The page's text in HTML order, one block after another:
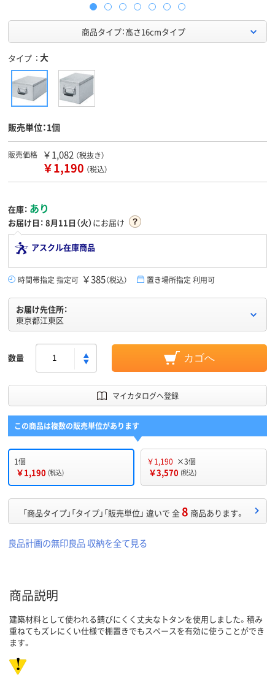
商品タイプ：高さ16cmタイプ
タイプ 大
販売単位：1個
販売価格 ￥1,082 （税抜き）
￥1,190 （税込）
在庫： あり
お届け日： 8月11日（火）にお届け
アスクル在庫商品
時間帯指定 指定可 ￥385（税込） 置き場所指定 利用可
お届け先住所：
東京都江東区
数量 カゴへ
マイカタログへ登録
この商品は複数の販売単位があります
1個
￥1,190 (税込)
￥1,190 ×3個
￥3,570 (税込)
「商品タイプ」「タイプ」「販売単位」 違いで 全8 商品あります。
良品計画の無印良品 収納を全て見る
商品説明
建築材料として使われる錆びにくく丈夫なトタンを使用しました。積み
重ねてもズレにくい仕様で棚置きでもスペースを有効に使うことができ
ます。